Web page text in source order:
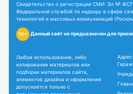
Свидетельство о регистрации СМИ: Эл №
Федеральной службой по надзору в сфере
технологий и массовых коммуникаций
18+ Данный сайт не предназначен для
Любое использование, либо
копирование материалов или
подборки материалов сайта,
элементов дизайна и оформления
допускается только с